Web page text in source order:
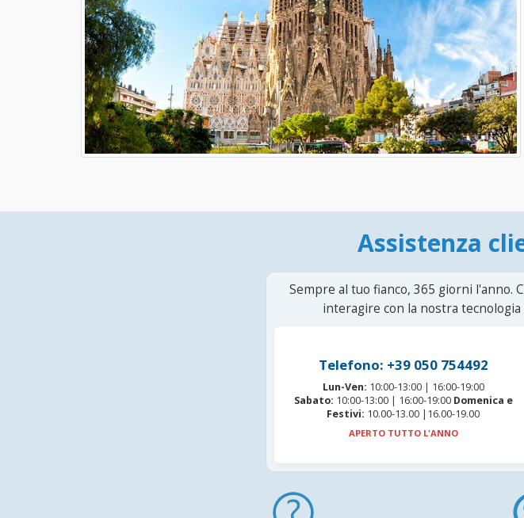
Assistenza
Sempre al tuo fianco, 365 giorni l'anno.
interagire con la nostra
Telefono: +39 050 754492
Lun-Ven: 10:00-13:00 | 16:00-19:00
Sabato: 10:00-13:00 | 16:00-19:00 Domenica e
Festivi: 10.00-13.00 |16.00-19.00
APERTO TUTTO L'ANNO